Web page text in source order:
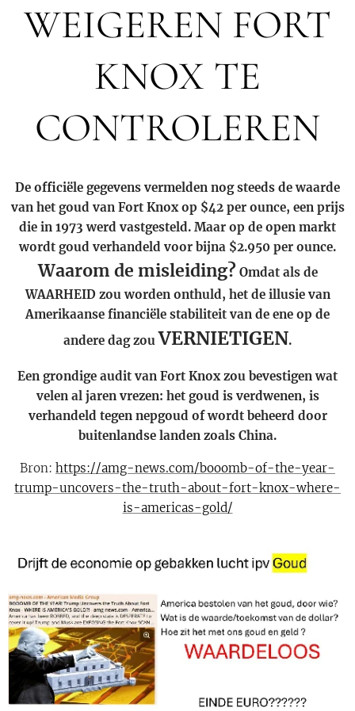
WEIGEREN FORT
KNOX TE
CONTROLEREN
De officiële gegevens vermelden nog steeds de waarde
van het goud van Fort Knox op $42 per ounce, een prijs
die in 1973 werd vastgesteld. Maar op de open markt
wordt goud verhandeld voor bijna $2.950 per ounce.
Waarom de misleiding? Omdat als de
WAARHEID zou worden onthuld, het de illusie van
Amerikaanse financiële stabiliteit van de ene op de
andere dag zou VERNIETIGEN.
Een grondige audit van Fort Knox zou bevestigen wat
velen al jaren vrezen: het goud is verdwenen, is
verhandeld tegen nepgoud of wordt beheerd door
buitenlandse landen zoals China.
Bron: https://amg-news.com/booomb-of-the-year-
trump-uncovers-the-truth-about-fort-knox-where-
is-americas-gold/